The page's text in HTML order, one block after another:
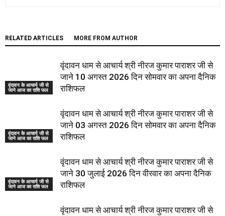
RELATED ARTICLES MORE FROM AUTHOR
वृंदावन के आचार्य जी से
जाने आज का राशि फल
वृंदावन धाम से आचार्य श्री नीरज कुमार पाराशर जी से
जाने 10 अगस्त 2026 दिन सोमवार का अपना दैनिक
राशिफल
वृंदावन के आचार्य जी से
जाने आज का राशि फल
वृंदावन धाम से आचार्य श्री नीरज कुमार पाराशर जी से
जाने 03 अगस्त 2026 दिन सोमवार का अपना दैनिक
राशिफल
वृंदावन के आचार्य जी से
जाने आज का राशि फल
वृंदावन धाम से आचार्य श्री नीरज कुमार पाराशर जी से
जाने 30 जुलाई 2026 दिन वीरवार का अपना दैनिक
राशिफल
वृंदावन धाम से आचार्य श्री नीरज कुमार पाराशर जी से